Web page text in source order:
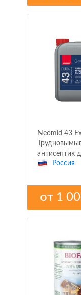
Neomid 43
антисептик
Россия
от 1